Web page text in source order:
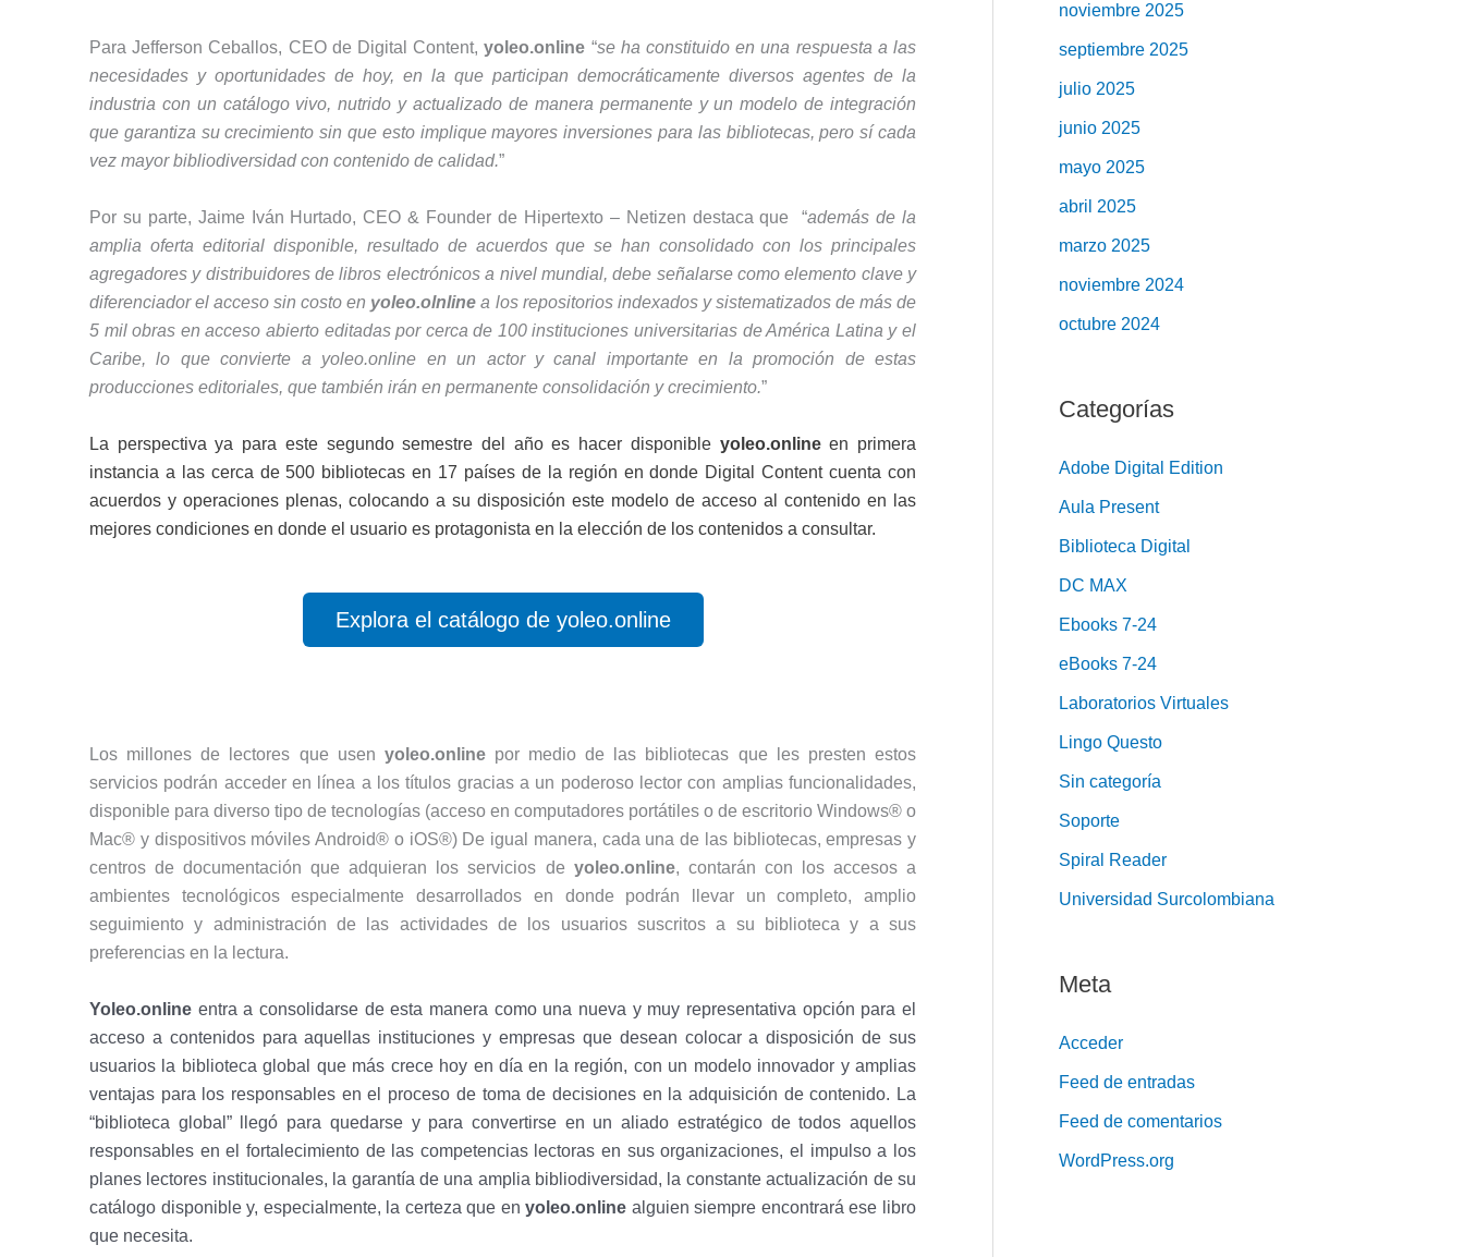
Para Jefferson Ceballos, CEO de Digital Content,yoleo.online “se ha constituido en una respuesta a las
necesidades y oportunidades de hoy, en la que participan democráticamente diversos agentes de la
industria con un catálogo vivo, nutrido y actualizado de manera permanente y un modelo de integración
que garantiza su crecimiento sin que esto implique mayores inversiones para las bibliotecas, pero sí cada
vez mayor bibliodiversidad con contenido de calidad.”
Por su parte, Jaime Iván Hurtado, CEO & Founder de Hipertexto – Netizen destaca que “además de la
amplia oferta editorial disponible, resultado de acuerdos que se han consolidado con los principales
agregadores y distribuidores de libros electrónicos a nivel mundial, debe señalarse como elemento clave y
diferenciador el acceso sin costo en yoleo.olnline a los repositorios indexados y sistematizados de más de
5 mil obras en acceso abierto editadas por cerca de 100 instituciones universitarias de América Latina y el
Caribe, lo que convierte a yoleo.online en un actor y canal importante en la promoción de estas
producciones editoriales, que también irán en permanente consolidación y crecimiento.”
La perspectiva ya para este segundo semestre del año es hacer disponible yoleo.onlineen primera
instancia a las cerca de 500 bibliotecas en 17 países de la región en donde Digital Content cuenta con
acuerdos y operaciones plenas, colocando a su disposición este modelo de acceso al contenido en las
mejores condiciones en donde el usuario es protagonista en la elección de los contenidos a consultar.
Explora el catálogo de yoleo.online
Los millones de lectores que usen yoleo.onlinepor medio de las bibliotecas que les presten estos
servicios podrán acceder en línea a los títulos gracias a un poderoso lector con amplias funcionalidades,
disponible para diverso tipo de tecnologías (acceso en computadores portátiles o de escritorio Windows® o
Mac® y dispositivos móviles Android® o iOS®) De igual manera, cada una de las bibliotecas, empresas y
centros de documentación que adquieran los servicios de yoleo.online, contarán con los accesos a
ambientes tecnológicos especialmente desarrollados en donde podrán llevar un completo, amplio
seguimiento y administración de las actividades de los usuarios suscritos a su biblioteca y a sus
preferencias en la lectura.
Yoleo.online entra a consolidarse de esta manera como una nueva y muy representativa opción para el
acceso a contenidos para aquellas instituciones y empresas que desean colocar a disposición de sus
usuarios la biblioteca global que más crece hoy en día en la región, con un modelo innovador y amplias
ventajas para los responsables en el proceso de toma de decisiones en la adquisición de contenido. La
“biblioteca global” llegó para quedarse y para convertirse en un aliado estratégico de todos aquellos
responsables en el fortalecimiento de las competencias lectoras en sus organizaciones, el impulso a los
planes lectores institucionales, la garantía de una amplia bibliodiversidad, la constante actualización de su
catálogo disponible y, especialmente, la certeza que enyoleo.online alguien siempre encontrará ese libro
que necesita.
noviembre 2025
septiembre 2025
julio 2025
junio 2025
mayo 2025
abril 2025
marzo 2025
noviembre 2024
octubre 2024
Categorías
Adobe Digital Edition
Aula Present
Biblioteca Digital
DC MAX
Ebooks 7-24
eBooks 7-24
Laboratorios Virtuales
Lingo Questo
Sin categoría
Soporte
Spiral Reader
Universidad Surcolombiana
Meta
Acceder
Feed de entradas
Feed de comentarios
WordPress.org